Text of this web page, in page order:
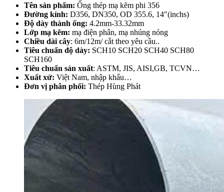
Tên sản phẩm: Ống thép mạ kẽm phi 356
Đường kính: D356, DN350, OD 355.6, 14″(inchs)
Độ dày thành ống: 4.2mm-33.32mm
Lớp mạ kẽm: mạ điện phân, mạ nhúng nóng
Chiều dài cây: 6m/12m/ cắt theo yêu cầu..
Tiêu chuẩn độ dày: SCH10 SCH20 SCH40 SCH80
SCH160
Tiêu chuẩn sản xuất: ASTM, JIS, AISI,GB, TCVN…
Xuất xứ: Việt Nam, nhập khẩu…
Đơn vị phân phối: Thép Hùng Phát